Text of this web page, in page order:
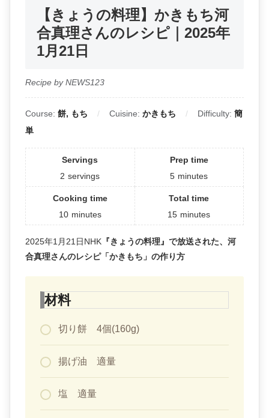
【きょうの料理】かきもち河
合真理さんのレシピ｜2025年
1月21日
Recipe by NEWS123
Course: 餅, もち Cuisine: かきもち Difficulty: 簡
単
Servings
2 servings
Prep time
5 minutes
Cooking time
10 minutes
Total time
15 minutes
2025年1月21日NHK 『きょうの料理』で放送された、河
合真理さんのレシピ「かきもち」の作り方
材料
切り餅 4個(160g)
揚げ油 適量
塩 適量